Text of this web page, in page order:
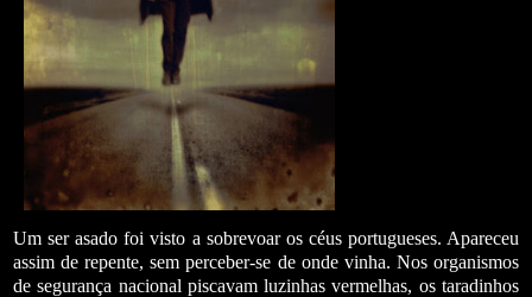
Um ser asado foi visto a sobrevoar os céus portugueses. Apareceu
assim de repente, sem perceber-se de onde vinha. Nos organismos
de segurança nacional piscavam luzinhas vermelhas, os taradinhos